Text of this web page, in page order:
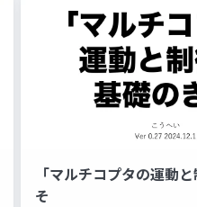
「マルチコプタの運動
そ